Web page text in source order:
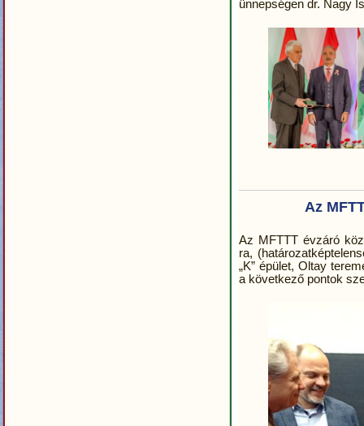
ünnepségen dr. Nagy
Az
Az MFTTT évzáró
ra,
„K” épület, Oltay
a következő pontok